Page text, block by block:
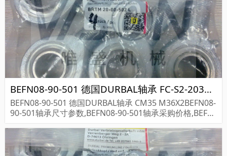
BEFN08-90-501 德国DURBAL轴承 FC-S2-203RE 070679
BEFN08-90-501 德国DURBAL轴承 CM35 M36X2BEFN08-
90-501轴承尺寸参数,BEFN08-90-501轴承采购价格,BEFN